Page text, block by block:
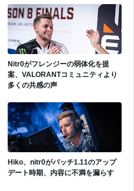
Nitr0がフレンジーの弱体化を提
案、VALORANTコミュニティより
多くの共感の声
Hiko、nitr0がパッチ1.11のアップ
デート時期、内容に不満を漏らす